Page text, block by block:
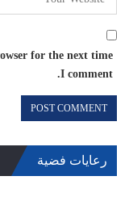
for the next time
I comment.
رعايات فضية